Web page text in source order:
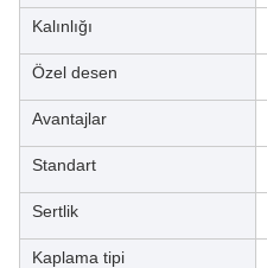
Kalınlığı
Özel desen
Avantajlar
Standart
Sertlik
Kaplama tipi